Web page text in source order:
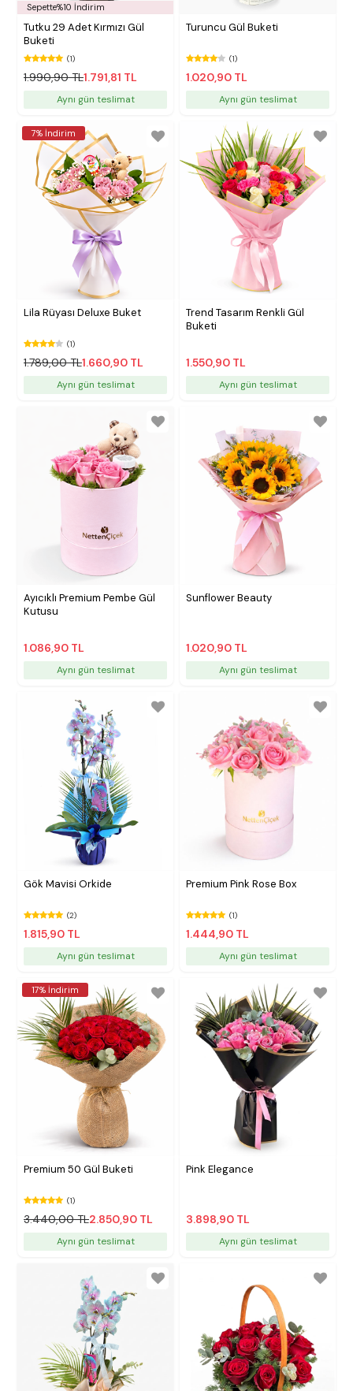
Sepette%10 İndirim
Tutku 29 Adet Kırmızı Gül
Buketi
(1)
1.990,90 TL1.791,81 TL
Aynı gün teslimat
Turuncu Gül Buketi
(1)
1.020,90 TL
Aynı gün teslimat
7% İndirim
Lila Rüyası Deluxe Buket
(1)
1.789,00 TL1.660,90 TL
Aynı gün teslimat
Trend Tasarım Renkli Gül
Buketi
1.550,90 TL
Aynı gün teslimat
Ayıcıklı Premium Pembe Gül
Kutusu
1.086,90 TL
Aynı gün teslimat
Sunflower Beauty
1.020,90 TL
Aynı gün teslimat
Gök Mavisi Orkide
(2)
1.815,90 TL
Aynı gün teslimat
Premium Pink Rose Box
(1)
1.444,90 TL
Aynı gün teslimat
17% İndirim
Premium 50 Gül Buketi
(1)
3.440,00 TL2.850,90 TL
Aynı gün teslimat
Pink Elegance
3.898,90 TL
Aynı gün teslimat